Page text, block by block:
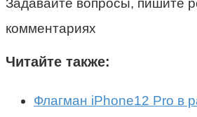
Задавайте вопросы, пишите
комментариях
Читайте также:
Флагман iPhone12 Pro в